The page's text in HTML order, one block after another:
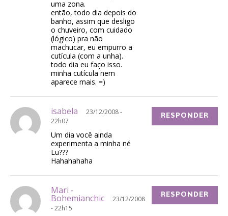
uma zona.
então, todo dia depois do
banho, assim que desligo
o chuveiro, com cuidado
(lógico) pra não
machucar, eu empurro a
cutícula (com a unha).
todo dia eu faço isso.
minha cutícula nem
aparece mais. =)
isabela
23/12/2008 -
22h07
Um dia você ainda
experimenta a minha né
Lu???
Hahahahaha
RESPONDER
Mari -
Bohemianchic
23/12/2008
- 22h15
RESPONDER